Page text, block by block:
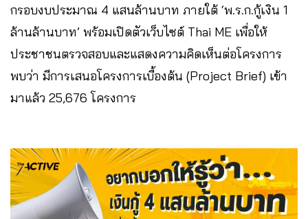
กรอบงบประมาณ 4 แสนล้านบาท ภายใต้ ‘พ.ร.ก.กู้เงิน 1
ล้านล้านบาท’ พร้อมเปิดตัวเว็บไซต์ Thai ME เพื่อให้
ประชาชนตรวจสอบและแสดงความคิดเห็นต่อโครงการ
พบว่า มีการเสนอโครงการเบื้องต้น (Project Brief) เข้า
มาแล้ว 25,676 โครงการ